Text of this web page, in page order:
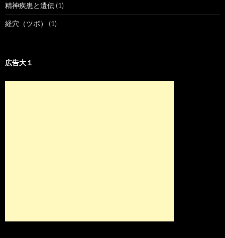
精神疾患と遺伝 (1)
経穴（ツボ） (1)
広告大１